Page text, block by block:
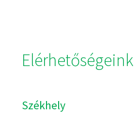
Elérhetőségeink
Székhely